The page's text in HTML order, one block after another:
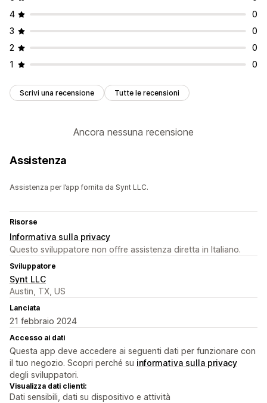
4
0
3
0
2
0
1
0
Scrivi una recensione Tutte le recensioni
Ancora nessuna recensione
Assistenza
Assistenza per l’app fornita da Synt LLC.
Risorse
Informativa sulla privacy
Questo sviluppatore non offre assistenza diretta in Italiano.
Sviluppatore
Synt LLC
Austin, TX, US
Lanciata
21 febbraio 2024
Accesso ai dati
Questa app deve accedere ai seguenti dati per funzionare con
il tuo negozio. Scopri perché su informativa sulla privacy
degli sviluppatori.
Visualizza dati clienti:
Dati sensibili, dati su dispositivo e attività